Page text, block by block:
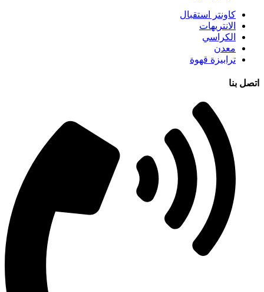
كاونتر استقبال
الانتريهات
الكراسي
معدن
ترابيزة قهوة
اتصل بنا